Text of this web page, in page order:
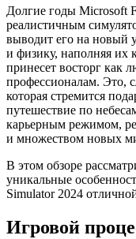
Долгие годы Microsoft
реалистичным
выводит его на новый
и физику, наполняя их
принесет восторг как
профессионалам. Это,
которая стремится
путешествие по
карьерным режимом,
и множеством новых
В этом обзоре
уникальные
Simulator 2024
Игровой